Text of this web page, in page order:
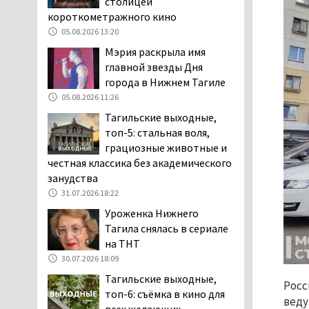
Как достать соседа-
полицейского. В Нижнем
Тагиле жильцы частного
сектора ведут между собой
затяжную, бессмысленную и
беспощадную «психологическую
04.08.2026 12:30
В Нижнем Тагиле после
вмешательства
многоквартирных дома признаны
04.08.2026 12:19
В России хотят ввести
обязательное
об эвакуации автомобиля через
портал «Госуслуги»
короткометражного кино
05.08.2026 13:20
Мэрия раскрыла имя
главной звезды Дня
города в Нижнем Тагиле
05.08.2026 11:26
Тагильские выходные,
топ-5: стальная воля,
грациозные животные и
честная классика без академического
занудства
31.07.2026 18:22
Уроженка Нижнего
Тагила снялась в сериале
на ТНТ
30.07.2026 18:09
Тагильские выходные,
топ-6: съёмка в кино для